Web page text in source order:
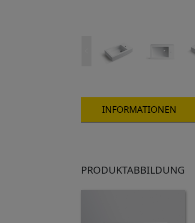
INFORMATIONEN
PRODUKTABBILDUNG